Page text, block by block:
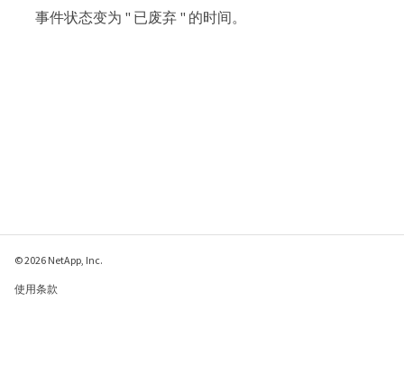
事件状态变为 " 已废弃 " 的时间。
© 2026 NetApp, Inc.
使用条款